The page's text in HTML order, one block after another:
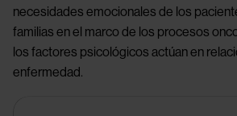
necesidades emocionales de los
familias en el marco de los procesos
los factores psicológicos actúan en
enfermedad.